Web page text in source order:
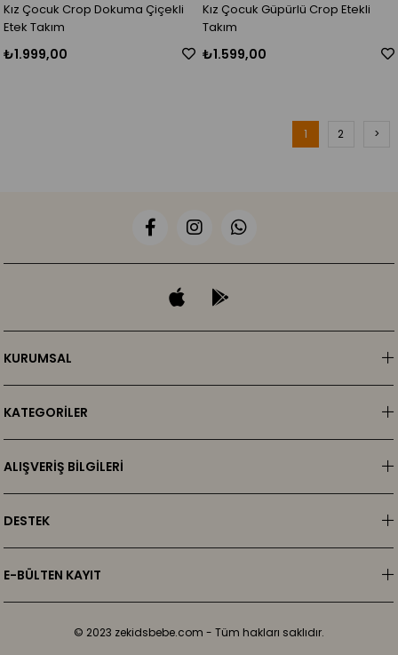
Kız Çocuk Crop Dokuma Çiçekli
Etek Takım
₺1.999,00
Kız Çocuk Güpürlü Crop Etekli
Takım
₺1.599,00
1 2 >
KURUMSAL
KATEGORİLER
ALIŞVERİŞ BİLGİLERİ
DESTEK
E-BÜLTEN KAYIT
© 2023 zekidsbebe.com - Tüm hakları saklıdır.